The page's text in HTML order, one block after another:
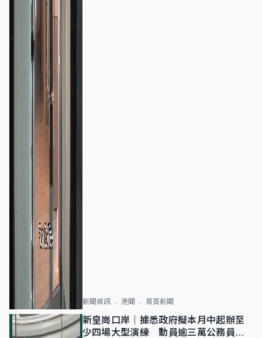
新聞資訊 港聞 首頁新聞
新皇崗口岸｜據悉政府擬本月中起辦至
少四場大型演練 動員逾三萬公務員人